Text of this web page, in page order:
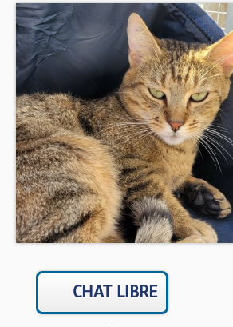
ACTUALITÉS
ADOPTER
NOUS AIDER
CONTACT
BOUTIQUE
FORUM
CHAT LIBRE